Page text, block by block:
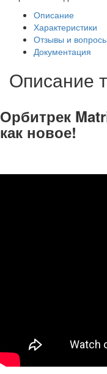
Описание
Характеристики
Отзывы и вопросы
Документация
Описание
Орбитрек
как новое!